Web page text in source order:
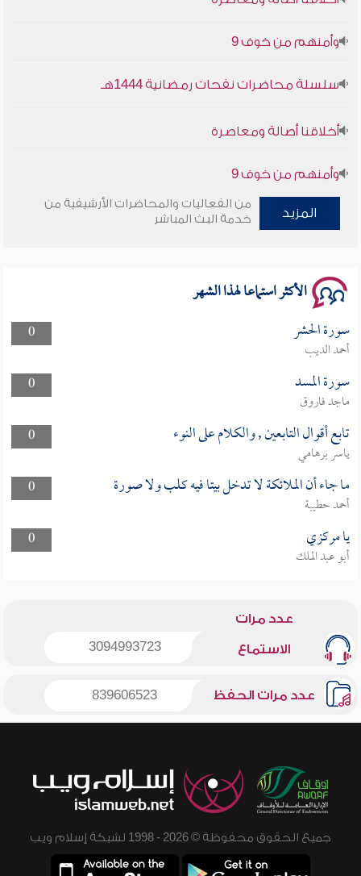
المزيد
من الفعاليات والمحاضرات الأرشيفية من
خدمة البث المباشر
الأكثر استماعا لهذا الشهر
0 سورة الحشر
أحمد الديب
0
سورة المسد
ماجد فاروق
0
تابع أقوال التابعين , والكلام على النوء
ياسر برهامي
0
ما جاء أن الملائكة لا تدخل بيتا فيه كلب ولا صورة
أحمد حطيبة
0
يا مركزي
أبو عبد الملك
عدد مرات
الاستماع 3094993723
عدد مرات الحفظ 839606523
جميع الحقوق محفوظة © 2026 - 1998 لشبكة إسلام ويب